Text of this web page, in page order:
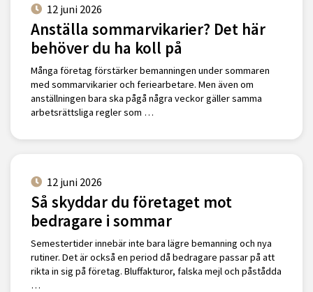
12 juni 2026
Anställa sommarvikarier? Det här
behöver du ha koll på
Många företag förstärker bemanningen under sommaren
med sommarvikarier och feriearbetare. Men även om
anställningen bara ska pågå några veckor gäller samma
arbetsrättsliga regler som …
12 juni 2026
Så skyddar du företaget mot
bedragare i sommar
Semestertider innebär inte bara lägre bemanning och nya
rutiner. Det är också en period då bedragare passar på att
rikta in sig på företag. Bluffakturor, falska mejl och påstådda
…